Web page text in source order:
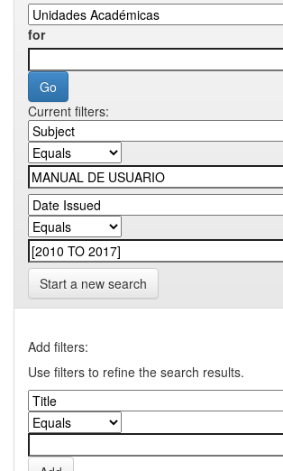
for
Current filters:
Start a new search
Add filters:
Use filters to refine the search results.